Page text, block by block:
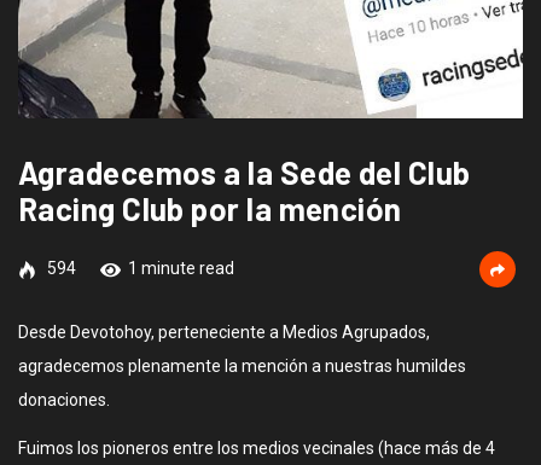
Agradecemos a la Sede del Club
Racing Club por la mención
594 1 minute read
Desde Devotohoy, perteneciente a Medios Agrupados,
agradecemos plenamente la mención a nuestras humildes
donaciones.
Fuimos los pioneros entre los medios vecinales (hace más de 4